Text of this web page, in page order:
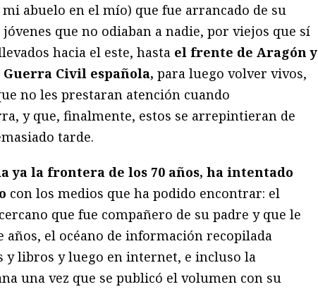
mi abuelo en el mío) que fue arrancado de su
que no odiaban a nadie, por viejos que sí
hacia el este, hasta el frente de Aragón y
Civil española, para luego volver vivos,
no les prestaran atención cuando
y que, finalmente, estos se arrepintieran de
tarde.
ya la frontera de los 70 años, ha intentado
con los medios que ha podido encontrar: el
que fue compañero de su padre y que le
años, el océano de información recopilada
y libros y luego en internet, e incluso la
una vez que se publicó el volumen con su